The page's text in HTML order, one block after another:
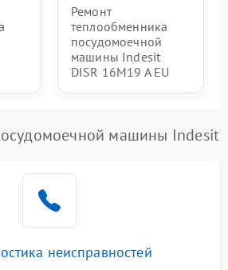
Ремонт
теплообменника
посудомоечной
машины Indesit
DISR 16M19 A EU
машины Indesit
неисправностей